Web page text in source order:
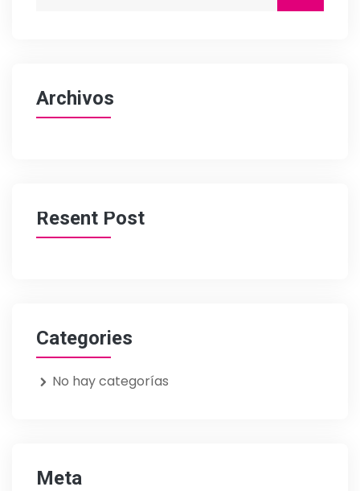
Archivos
Resent Post
Categories
No hay categorías
Meta